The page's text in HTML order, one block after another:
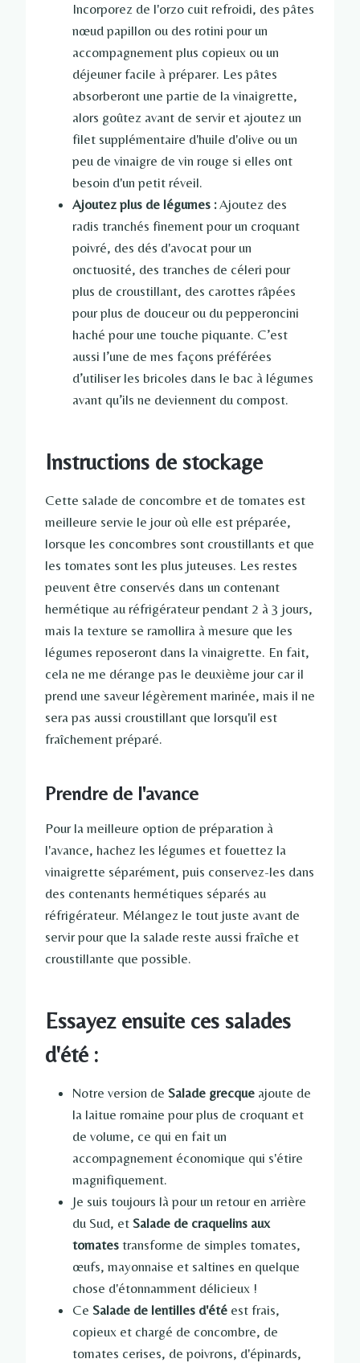
Incorporez de l'orzo cuit refroidi, des pâtes
nœud papillon ou des rotini pour un
accompagnement plus copieux ou un
déjeuner facile à préparer. Les pâtes
absorberont une partie de la vinaigrette,
alors goûtez avant de servir et ajoutez un
filet supplémentaire d'huile d'olive ou un
peu de vinaigre de vin rouge si elles ont
besoin d'un petit réveil.
Ajoutez plus de légumes :Ajoutez des
radis tranchés finement pour un croquant
poivré, des dés d'avocat pour un
onctuosité, des tranches de céleri pour
plus de croustillant, des carottes râpées
pour plus de douceur ou du pepperoncini
haché pour une touche piquante. C’est
aussi l’une de mes façons préférées
d’utiliser les bricoles dans le bac à légumes
avant qu’ils ne deviennent du compost.
Instructions de stockage
Cette salade de concombre et de tomates est
meilleure servie le jour où elle est préparée,
lorsque les concombres sont croustillants et que
les tomates sont les plus juteuses. Les restes
peuvent être conservés dans un contenant
hermétique au réfrigérateur pendant 2 à 3 jours,
mais la texture se ramollira à mesure que les
légumes reposeront dans la vinaigrette. En fait,
cela ne me dérange pas le deuxième jour car il
prend une saveur légèrement marinée, mais il ne
sera pas aussi croustillant que lorsqu'il est
fraîchement préparé.
Prendre de l'avance
Pour la meilleure option de préparation à
l'avance, hachez les légumes et fouettez la
vinaigrette séparément, puis conservez-les dans
des contenants hermétiques séparés au
réfrigérateur. Mélangez le tout juste avant de
servir pour que la salade reste aussi fraîche et
croustillante que possible.
Essayez ensuite ces salades
d'été :
Notre version de Salade grecque ajoute de
la laitue romaine pour plus de croquant et
de volume, ce qui en fait un
accompagnement économique qui s'étire
magnifiquement.
Je suis toujours là pour un retour en arrière
du Sud, et Salade de craquelins aux
tomates transforme de simples tomates,
œufs, mayonnaise et saltines en quelque
chose d'étonnamment délicieux !
Ce Salade de lentilles d'été est frais,
copieux et chargé de concombre, de
tomates cerises, de poivrons, d'épinards,